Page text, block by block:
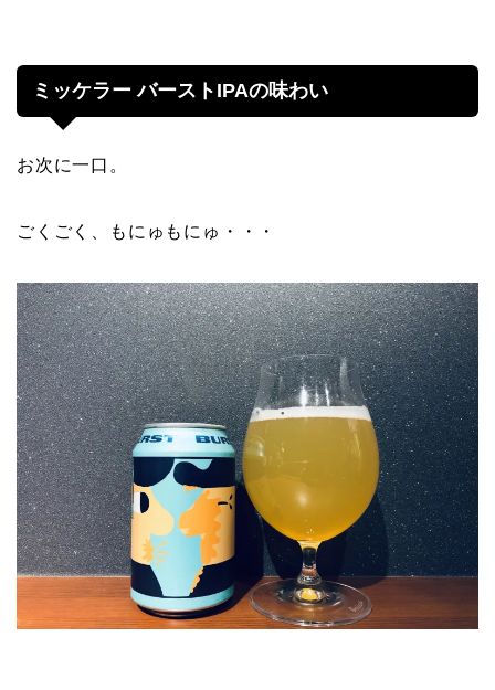
ミッケラー バーストIPAの味わい
お次に一口。
ごくごく、もにゅもにゅ・・・